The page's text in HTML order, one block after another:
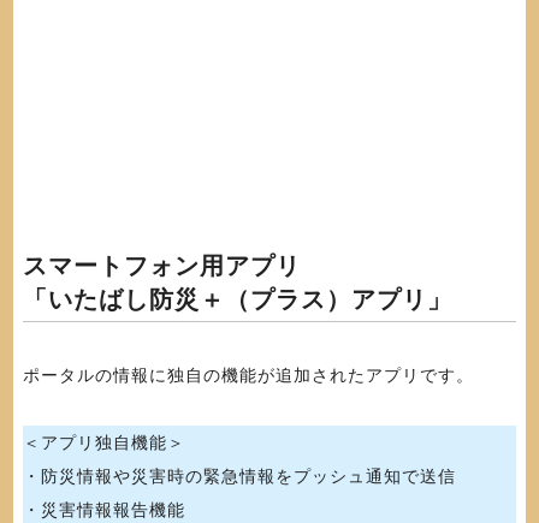
スマートフォン用アプリ
「いたばし防災＋（プラス）アプリ」
ポータルの情報に独自の機能が追加されたアプリです。
＜アプリ独自機能＞
・防災情報や災害時の緊急情報をプッシュ通知で送信
・災害情報報告機能